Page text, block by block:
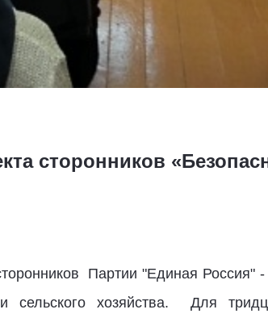
сторонников
Партии "Единая Россия"
сельского хозяйства. Для